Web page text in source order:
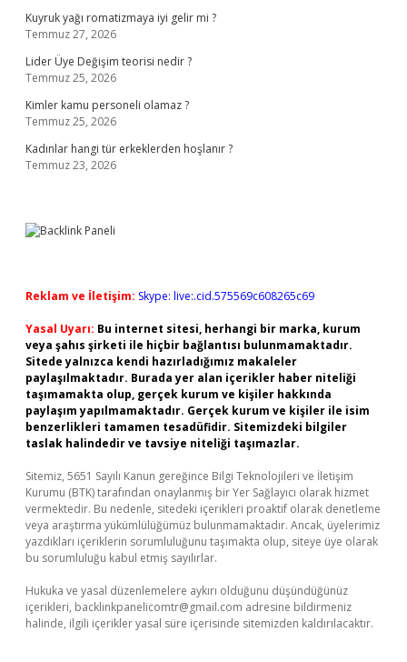
Kuyruk yağı romatizmaya iyi gelir mi ?
Temmuz 27, 2026
Lider Üye Değişim teorisi nedir ?
Temmuz 25, 2026
Kimler kamu personeli olamaz ?
Temmuz 25, 2026
Kadınlar hangi tür erkeklerden hoşlanır ?
Temmuz 23, 2026
Reklam ve İletişim: Skype: live:.cid.575569c608265c69
Yasal Uyarı: Bu internet sitesi, herhangi bir marka, kurum
veya şahıs şirketi ile hiçbir bağlantısı bulunmamaktadır.
Sitede yalnızca kendi hazırladığımız makaleler
paylaşılmaktadır. Burada yer alan içerikler haber niteliği
taşımamakta olup, gerçek kurum ve kişiler hakkında
paylaşım yapılmamaktadır. Gerçek kurum ve kişiler ile isim
benzerlikleri tamamen tesadüfidir. Sitemizdeki bilgiler
taslak halindedir ve tavsiye niteliği taşımazlar.
Sitemiz, 5651 Sayılı Kanun gereğince Bilgi Teknolojileri ve İletişim
Kurumu (BTK) tarafından onaylanmış bir Yer Sağlayıcı olarak hizmet
vermektedir. Bu nedenle, sitedeki içerikleri proaktif olarak denetleme
veya araştırma yükümlülüğümüz bulunmamaktadır. Ancak, üyelerimiz
yazdıkları içeriklerin sorumluluğunu taşımakta olup, siteye üye olarak
bu sorumluluğu kabul etmiş sayılırlar.
Hukuka ve yasal düzenlemelere aykırı olduğunu düşündüğünüz
içerikleri, backlinkpanelicomtr@gmail.com adresine bildirmeniz
halinde, ilgili içerikler yasal süre içerisinde sitemizden kaldırılacaktır.